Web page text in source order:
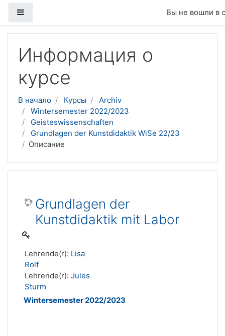
Вы не вошли в
Информация о
курсе
В начало Курсы
Archiv
Wintersemester 2022/2023
Geisteswissenschaften
Grundlagen der Kunstdidaktik WiSe 22/23
Описание
Grundlagen der
Kunstdidaktik mit Labor
Lehrende(r): Lisa
Rolf
Lehrende(r): Jules
Sturm
Wintersemester 2022/2023